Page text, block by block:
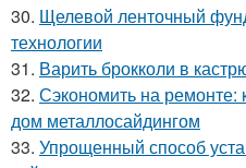
30. Щелевой ленточный
технологии
31. Варить брокколи в
32. Сэкономить на ремонте:
дом металлосайдингом
33. Упрощенный способ